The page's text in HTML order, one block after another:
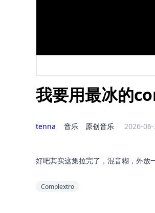
我要用最冰的
tenna 音乐 原创音乐 2026-
好吧其实这集拉完了，混音糊，外放
Complextro